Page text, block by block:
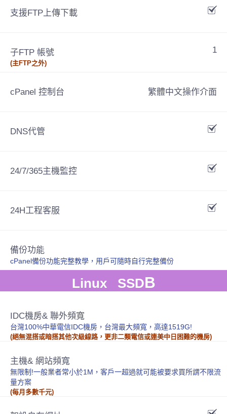
支援FTP上傳下載
子FTP 帳號
(主FTP之外)
1
cPanel 控制台 繁體中文操作介面
DNS代管
24/7/365主機監控
24H工程客服
備份功能
cPanel備份功能完整教學，用戶可隨時自行完整備份
Linux SSDB
IDC機房& 聯外頻寬
台灣100%中華電信IDC機房，台灣最大頻寬，高達1519G!
(絕無混搭或暗搭其他次級線路，更非二類電信或連美中日困難的機房)
主機& 網站頻寬
無限制!一般業者常小於1M，客戶一超過就可能被要求買所謂不限流
量方案
(每月多數千元)